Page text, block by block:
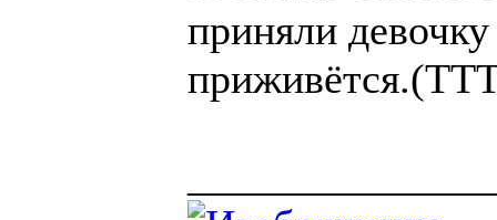
приняли